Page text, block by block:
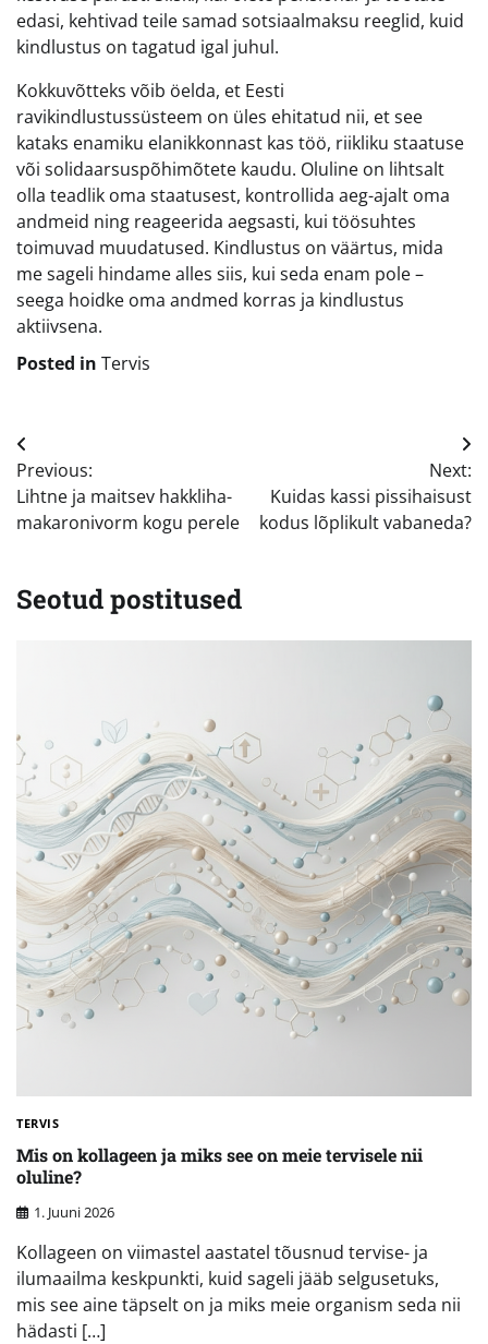
edasi, kehtivad teile samad sotsiaalmaksu reeglid, kuid
kindlustus on tagatud igal juhul.
Kokkuvõtteks võib öelda, et Eesti
ravikindlustussüsteem on üles ehitatud nii, et see
kataks enamiku elanikkonnast kas töö, riikliku staatuse
või solidaarsuspõhimõtete kaudu. Oluline on lihtsalt
olla teadlik oma staatusest, kontrollida aeg-ajalt oma
andmeid ning reageerida aegsasti, kui töösuhtes
toimuvad muudatused. Kindlustus on väärtus, mida
me sageli hindame alles siis, kui seda enam pole –
seega hoidke oma andmed korras ja kindlustus
aktiivsena.
Posted in Tervis
Navigeerimine
Previous:
Lihtne ja maitsev hakkliha-
makaronivorm kogu perele
Next:
Kuidas kassi pissihaisust
kodus lõplikult vabaneda?
Seotud postitused
TERVIS
Mis on kollageen ja miks see on meie tervisele nii
oluline?
1. Juuni 2026
Kollageen on viimastel aastatel tõusnud tervise- ja
ilumaailma keskpunkti, kuid sageli jääb selgusetuks,
mis see aine täpselt on ja miks meie organism seda nii
hädasti […]